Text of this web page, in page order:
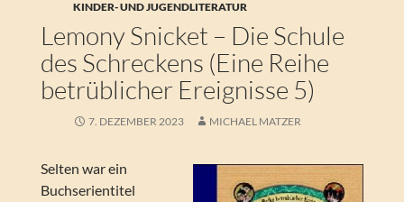
KINDER- UND JUGENDLITERATUR
Lemony Snicket – Die Schule
des Schreckens (Eine Reihe
betrüblicher Ereignisse 5)
7. DEZEMBER 2023 MICHAEL MATZER
Selten war ein
Buchserientitel